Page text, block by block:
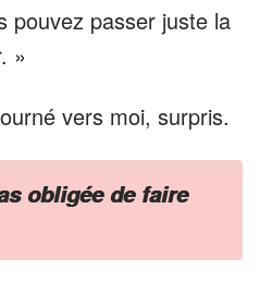
pouvez passer juste la
»
vers moi, surpris.
obligée de faire